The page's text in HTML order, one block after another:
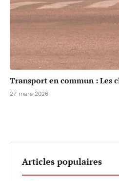
Transport en commun : Les
27 mars 2026
Articles populaires